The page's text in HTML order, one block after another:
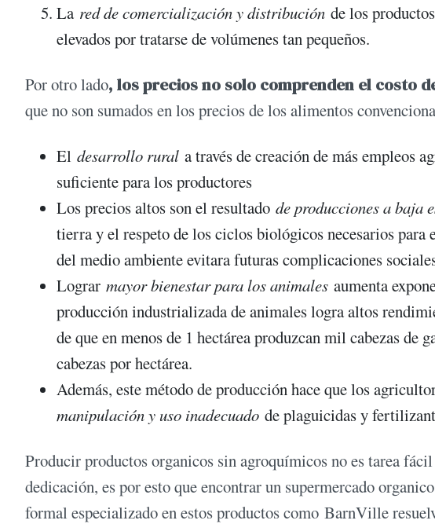
La red de comercialización y distribución de los
elevados por tratarse de volúmenes tan pequeños.
Por otro lado, los precios no solo comprenden el costo
que no son sumados en los precios de los alimentos
El desarrollo rural a través de creación de más empleos
suficiente para los productores
Los precios altos son el resultado de producciones a baja
tierra y el respeto de los ciclos biológicos necesarios
del medio ambiente evitara futuras complicaciones
Lograr mayor bienestar para los animales aumenta
producción industrializada de animales logra altos
de que en menos de 1 hectárea produzcan mil cabezas de
cabezas por hectárea.
Además, este método de producción hace que los
manipulación y uso inadecuado de plaguicidas y
Producir productos organicos sin agroquímicos no es tarea
dedicación, es por esto que encontrar un supermercado
formal especializado en estos productos como BarnVille